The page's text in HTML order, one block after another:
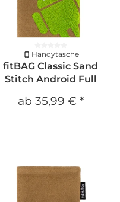
Handytasche
fitBAG Classic Sand
Stitch Android Full
ab 35,99 € *